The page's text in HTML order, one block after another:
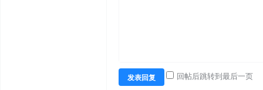
发表回复 回帖后跳转到最后一页